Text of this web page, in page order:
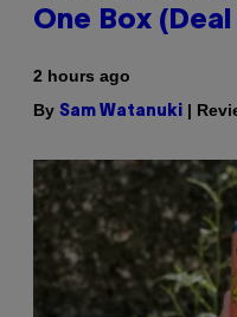
One Box
2 hours ago
By Sam Watanuki |